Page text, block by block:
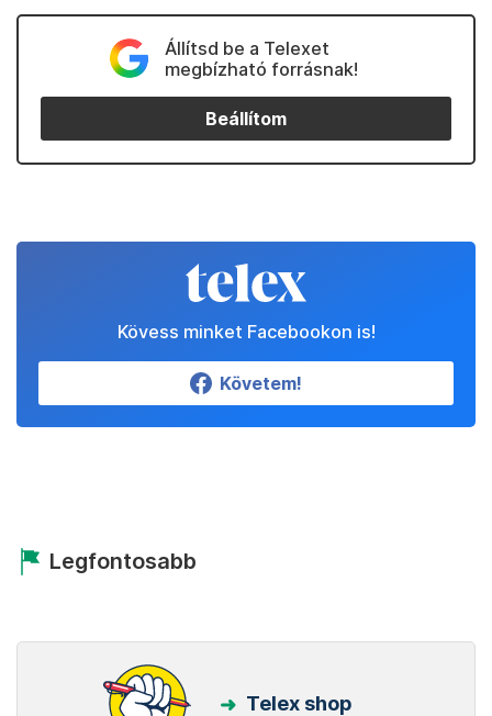
Állítsd be a Telexet
megbízható forrásnak!
Beállítom
Kövess minket Facebookon is!
Követem!
Legfontosabb
Telex shop